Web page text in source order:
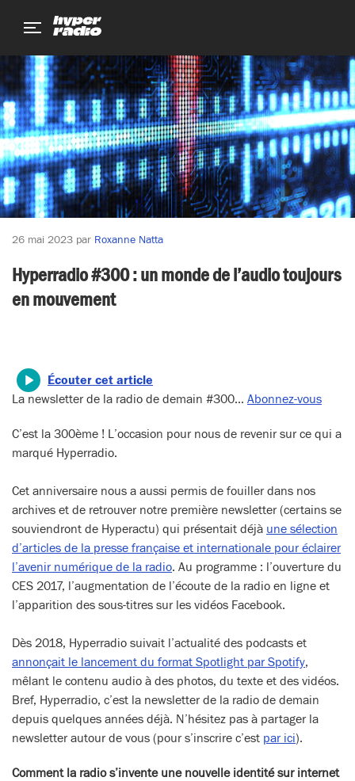
de
page
26 mai 2023 par Roxanne Natta
Hyperradio #300 : un monde de l’audio toujours
en mouvement
Écouter cet article
La newsletter de la radio de demain #300… Abonnez-vous
C’est la 300ème ! L’occasion pour nous de revenir sur ce qui a
marqué Hyperradio.
Cet anniversaire nous a aussi permis de fouiller dans nos
archives et de retrouver notre première newsletter (certains se
souviendront de Hyperactu) qui présentait déjà une sélection
d’articles de la presse française et internationale pour éclairer
l’avenir numérique de la radio. Au programme : l’ouverture du
CES 2017, l’augmentation de l’écoute de la radio en ligne et
l’apparition des sous-titres sur les vidéos Facebook.
Dès 2018, Hyperradio suivait l’actualité des podcasts et
annonçait le lancement du format Spotlight par Spotify,
mêlant le contenu audio à des photos, du texte et des vidéos.
Bref, Hyperradio, c’est la newsletter de la radio de demain
depuis quelques années déjà. N’hésitez pas à partager la
newsletter autour de vous (pour s’inscrire c’est par ici).
Comment la radio s’invente une nouvelle identité sur internet